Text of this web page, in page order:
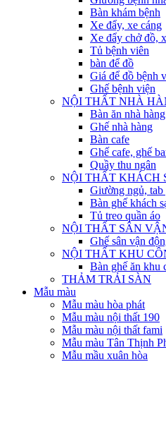
Bàn khám bệnh
Xe đẩy, xe cáng
Xe đẩy chở đồ,
Tủ bệnh viên
bàn để đồ
Giá để đồ bệnh
Ghế bệnh viện
NỘI THẤT NHÀ
Bàn ăn nhà hàng
Ghế nhà hàng
Bàn cafe
Ghế cafe, ghế
Quầy thu ngân
NỘI THẤT KHÁCH
Giường ngủ,
Bàn ghế khách
Tủ treo quần áo
NỘI THẤT SÂN
Ghế sân vận
NỘI THẤT KHU
Bàn ghế ăn khu
THẢM TRẢI SÀN
Mẫu màu
Mẫu màu hòa phát
Mẫu màu nội thất 190
Mẫu màu nội thất fami
Mẫu màu Tân Thịnh
Mẫu mầu xuân hòa